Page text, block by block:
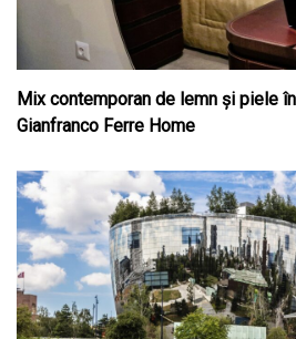
Mix contemporan de lemn şi piele
Gianfranco Ferre Home